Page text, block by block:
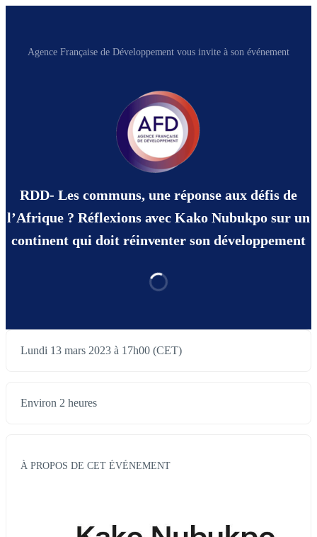
Agence Française de Développement vous invite à son événement
RDD- Les communs, une réponse aux défis de
l’Afrique ? Réflexions avec Kako Nubukpo sur un
continent qui doit réinventer son développement
Lundi 13 mars 2023 à 17h00 (CET)
Environ 2 heures
À PROPOS DE CET ÉVÉNEMENT